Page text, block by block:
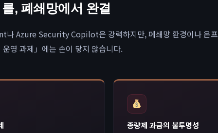
, 폐쇄망에서 완결
나 Azure Security Copilot은 강력하지만, 폐쇄망 환경이나 온
영 과제」에는 손이 닿지 않습니다.
종량제 과금의 불투명성